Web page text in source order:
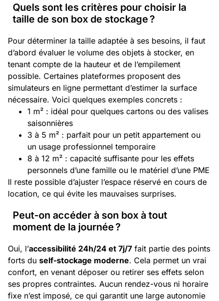
Quels sont les critères pour choisir la
taille de son box de stockage ?
Pour déterminer la taille adaptée à ses besoins, il faut
d’abord évaluer le volume des objets à stocker, en
tenant compte de la hauteur et de l’empilement
possible. Certaines plateformes proposent des
simulateurs en ligne permettant d’estimer la surface
nécessaire. Voici quelques exemples concrets :
1 m² : idéal pour quelques cartons ou des valises
saisonnières
3 à 5 m² : parfait pour un petit appartement ou
un usage professionnel temporaire
8 à 12 m² : capacité suffisante pour les effets
personnels d’une famille ou le matériel d’une PME
Il reste possible d’ajuster l’espace réservé en cours de
location, ce qui évite les mauvaises surprises.
Peut-on accéder à son box à tout
moment de la journée ?
Oui, l’accessibilité 24h/24 et 7j/7 fait partie des points
forts du self-stockage moderne. Cela permet un vrai
confort, en venant déposer ou retirer ses effets selon
ses propres contraintes. Aucun rendez-vous ni horaire
fixe n’est imposé, ce qui garantit une large autonomie